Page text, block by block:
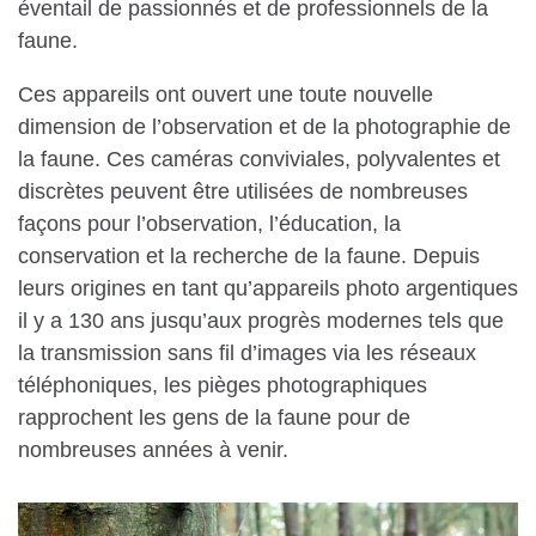
éventail de passionnés et de professionnels de la
faune.
Ces appareils ont ouvert une toute nouvelle
dimension de l’observation et de la photographie de
la faune. Ces caméras conviviales, polyvalentes et
discrètes peuvent être utilisées de nombreuses
façons pour l’observation, l’éducation, la
conservation et la recherche de la faune. Depuis
leurs origines en tant qu’appareils photo argentiques
il y a 130 ans jusqu’aux progrès modernes tels que
la transmission sans fil d’images via les réseaux
téléphoniques, les pièges photographiques
rapprochent les gens de la faune pour de
nombreuses années à venir.